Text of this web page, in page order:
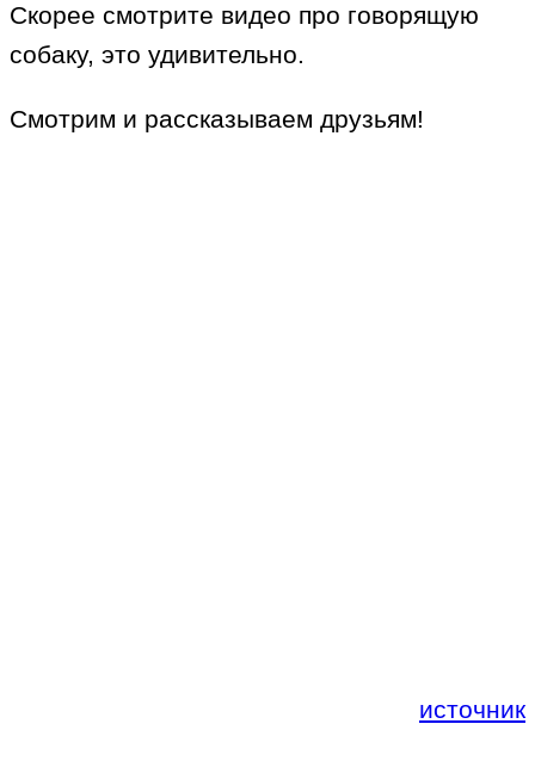
Скорее смотрите видео про говорящую
собаку, это удивительно.
Смотрим и рассказываем друзьям!
источник